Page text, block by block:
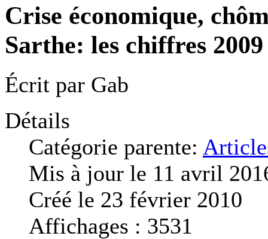
Crise économique,
Sarthe: les chiffres
Écrit par Gab
Détails
Catégorie parente:
Mis à jour le 11 avril
Créé le 23 février 2010
Affichages : 3531